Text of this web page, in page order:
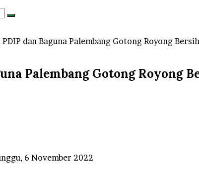
Search
PDIP dan Baguna Palembang Gotong Royong
Palembang Gotong Royong
6 November 2022